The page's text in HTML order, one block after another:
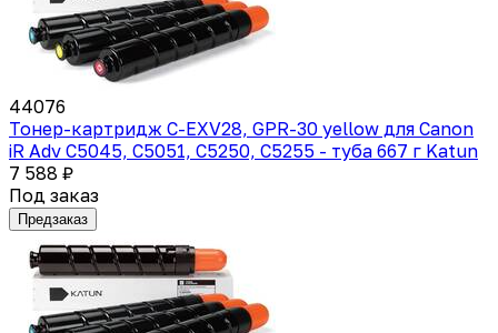
44076
Тонер-картридж C-EXV28, GPR-30 yellow для Canon
iR Adv C5045, C5051, C5250, C5255 - туба 667 г Katun
7 588 ₽
Под заказ
Предзаказ